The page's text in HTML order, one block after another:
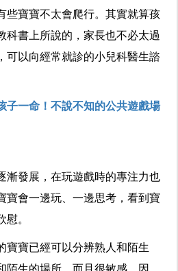
些寶寶不太會爬行。其實就算孩
科書上所說的，家長也不必太過
可以向經常就診的小兒科醫生諮
子一命！不說不知的公共遊戲場
漸發展，在玩遊戲時的專注力也
寶會一邊玩、一邊思考，看到寶
。
寶寶已經可以分辨熟人和陌生